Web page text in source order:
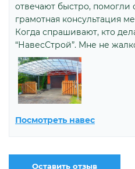
отвечают быстро,
грамотная консультация
Когда спрашивают, кто
“НавесСтрой”. Мне не
Посмотреть навес
Оставить отзыв